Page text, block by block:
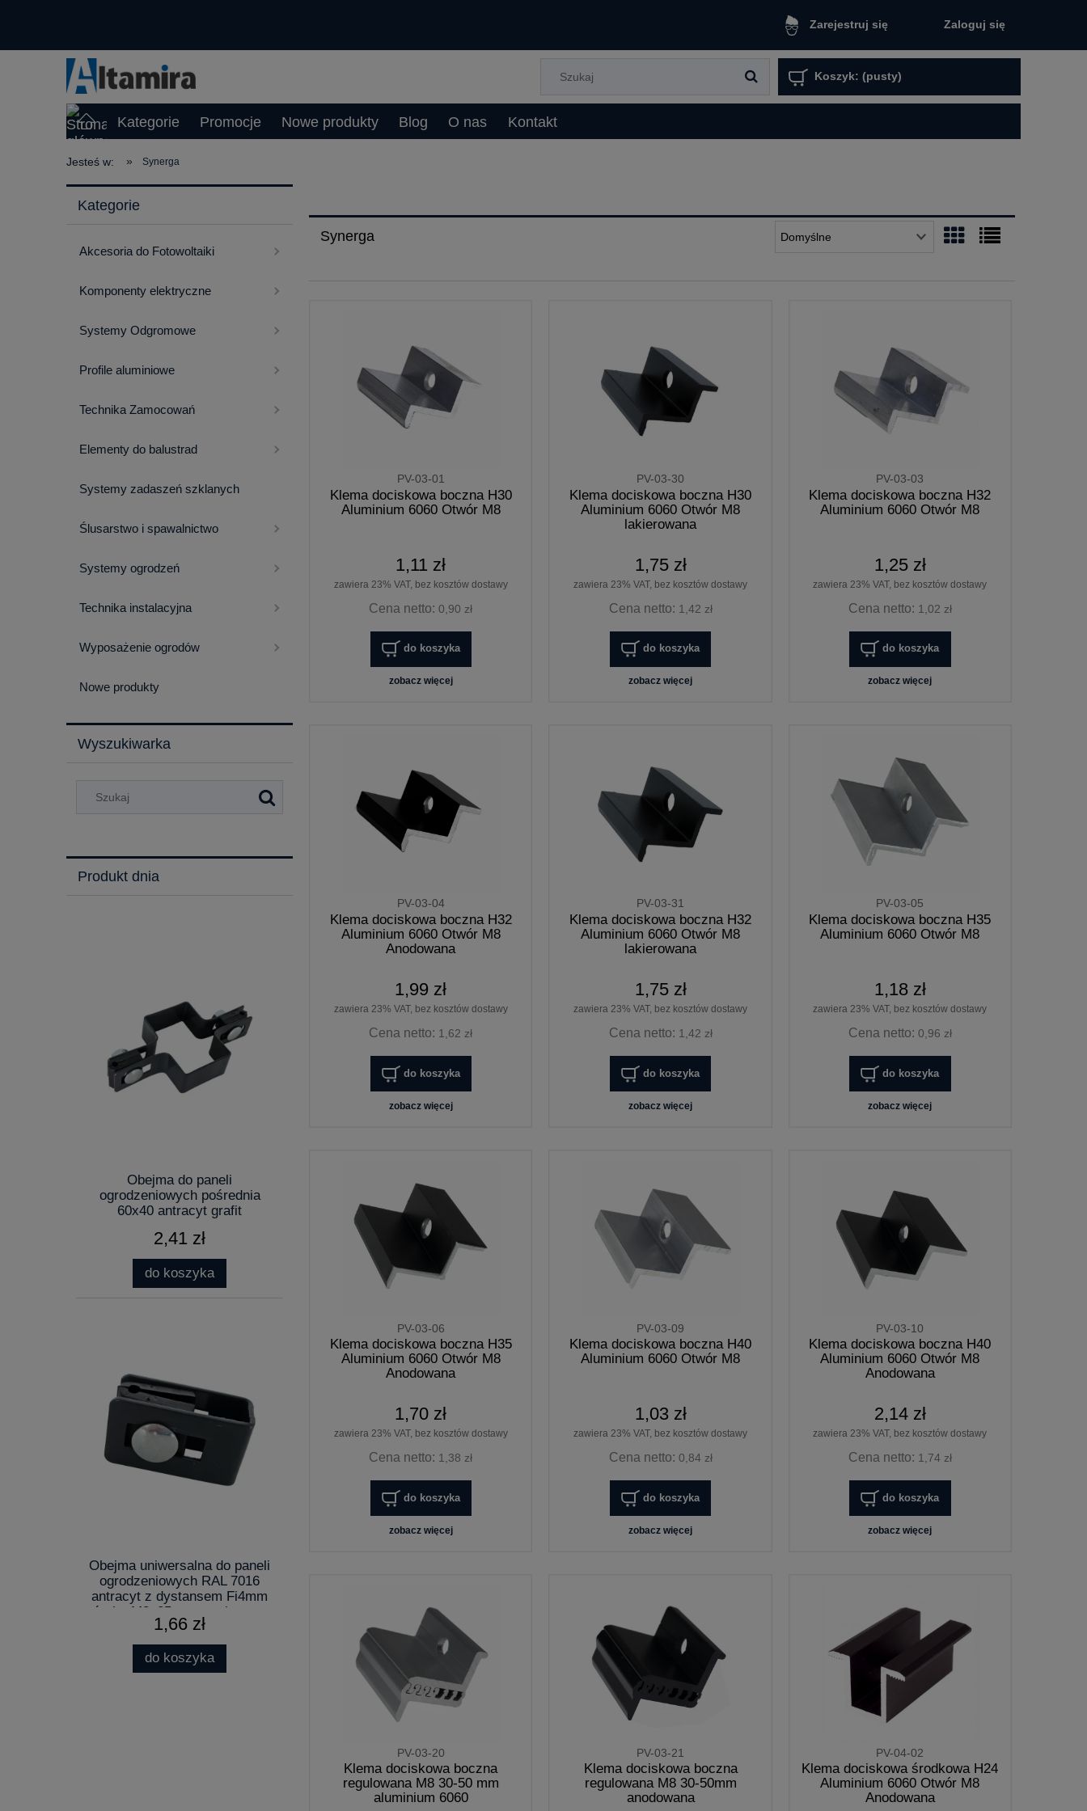
Zarejestruj się Zaloguj się
Koszyk: (pusty)
Kategorie Promocje Nowe produkty Blog O nas Kontakt
Jesteś w: » Synerga
Kategorie
Akcesoria do Fotowoltaiki
Komponenty elektryczne
Systemy Odgromowe
Profile aluminiowe
Technika Zamocowań
Elementy do balustrad
Systemy zadaszeń szklanych
Ślusarstwo i spawalnictwo
Systemy ogrodzeń
Technika instalacyjna
Wyposażenie ogrodów
Nowe produkty
Wyszukiwarka
Produkt dnia
Obejma do paneli
ogrodzeniowych pośrednia
60x40 antracyt grafit
2,41 zł
do koszyka
Obejma uniwersalna do paneli
ogrodzeniowych RAL 7016
antracyt z dystansem Fi4mm
śrubą M8x25mm regulowana
1,66 zł
do koszyka
Synerga
PV-03-01
Klema dociskowa boczna H30
Aluminium 6060 Otwór M8
1,11 zł
zawiera 23% VAT, bez kosztów dostawy
Cena netto:0,90 zł
do koszyka
zobacz więcej
PV-03-30
Klema dociskowa boczna H30
Aluminium 6060 Otwór M8
lakierowana
1,75 zł
zawiera 23% VAT, bez kosztów dostawy
Cena netto: 1,42 zł
do koszyka
zobacz więcej
PV-03-03
Klema dociskowa boczna H32
Aluminium 6060 Otwór M8
1,25 zł
zawiera 23% VAT, bez kosztów dostawy
Cena netto: 1,02 zł
do koszyka
zobacz więcej
PV-03-04
Klema dociskowa boczna H32
Aluminium 6060 Otwór M8
Anodowana
1,99 zł
zawiera 23% VAT, bez kosztów dostawy
Cena netto: 1,62 zł
do koszyka
zobacz więcej
PV-03-31
Klema dociskowa boczna H32
Aluminium 6060 Otwór M8
lakierowana
1,75 zł
zawiera 23% VAT, bez kosztów dostawy
Cena netto: 1,42 zł
do koszyka
zobacz więcej
PV-03-05
Klema dociskowa boczna H35
Aluminium 6060 Otwór M8
1,18 zł
zawiera 23% VAT, bez kosztów dostawy
Cena netto: 0,96 zł
do koszyka
zobacz więcej
PV-03-06
Klema dociskowa boczna H35
Aluminium 6060 Otwór M8
Anodowana
1,70 zł
zawiera 23% VAT, bez kosztów dostawy
Cena netto: 1,38 zł
do koszyka
zobacz więcej
PV-03-09
Klema dociskowa boczna H40
Aluminium 6060 Otwór M8
1,03 zł
zawiera 23% VAT, bez kosztów dostawy
Cena netto: 0,84 zł
do koszyka
zobacz więcej
PV-03-10
Klema dociskowa boczna H40
Aluminium 6060 Otwór M8
Anodowana
2,14 zł
zawiera 23% VAT, bez kosztów dostawy
Cena netto: 1,74 zł
do koszyka
zobacz więcej
PV-03-20
Klema dociskowa boczna
regulowana M8 30-50 mm
aluminium 6060
PV-03-21
Klema dociskowa boczna
regulowana M8 30-50mm
anodowana
PV-04-02
Klema dociskowa środkowa H24
Aluminium 6060 Otwór M8
Anodowana